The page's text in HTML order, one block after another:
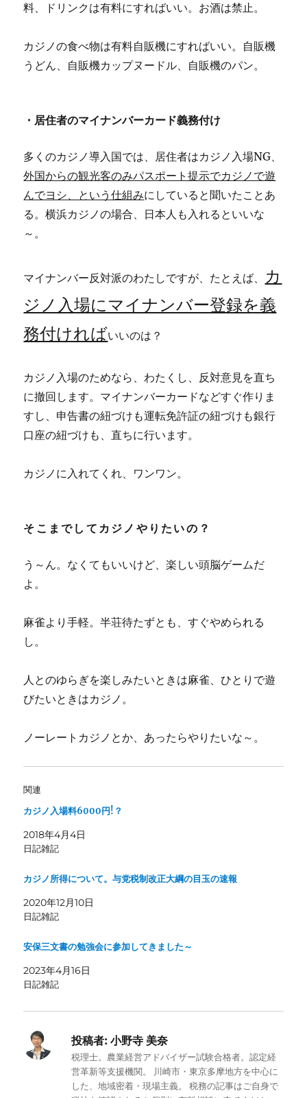
料、ドリンクは有料にすればいい。お酒は禁止。
カジノの食べ物は有料自販機にすればいい。自販機
うどん、自販機カップヌードル、自販機のパン。
・居住者のマイナンバーカード義務付け
多くのカジノ導入国では、居住者はカジノ入場NG、
外国からの観光客のみパスポート提示でカジノで遊
んでヨシ、という仕組みにしていると聞いたことあ
る。横浜カジノの場合、日本人も入れるといいな
～。
マイナンバー反対派のわたしですが、たとえば、
カ
ジノ入場にマイナンバー登録を義
務付ければいいのは？
カジノ入場のためなら、わたくし、反対意見を直ち
に撤回します。マイナンバーカードなどすぐ作りま
すし、申告書の紐づけも運転免許証の紐づけも銀行
口座の紐づけも、直ちに行います。
カジノに入れてくれ、ワンワン。
そこまでしてカジノやりたいの？
う～ん。なくてもいいけど、楽しい頭脳ゲームだ
よ。
麻雀より手軽。半荘待たずとも、すぐやめられる
し。
人とのゆらぎを楽しみたいときは麻雀、ひとりで遊
びたいときはカジノ。
ノーレートカジノとか、あったらやりたいな～。
関連
カジノ入場料6000円!？
2018年4月4日
日記雑記
カジノ所得について。与党税制改正大綱の目玉の速報
2020年12月10日
日記雑記
安保三文書の勉強会に参加してきました～
2023年4月16日
日記雑記
投稿者: 小野寺 美奈
税理士。農業経営アドバイザー試験合格者。認定経
営革新等支援機関。 川崎市・東京多摩地方を中心に
した、地域密着・現場主義。 税務の記事はご自身で